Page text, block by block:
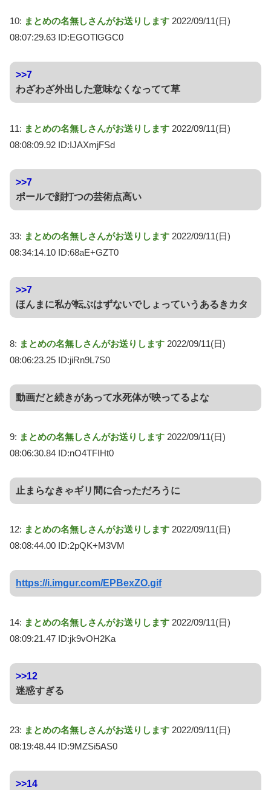
10: まとめの名無しさんがお送りします 2022/09/11(日)
08:07:29.63 ID:EGOTlGGC0
>>7
わざわざ外出した意味なくなってて草
11: まとめの名無しさんがお送りします 2022/09/11(日)
08:08:09.92 ID:IJAXmjFSd
>>7
ポールで顔打つの芸術点高い
33: まとめの名無しさんがお送りします 2022/09/11(日)
08:34:14.10 ID:68aE+GZT0
>>7
ほんまに私が転ぶはずないでしょっていうあるきカタ
8: まとめの名無しさんがお送りします 2022/09/11(日)
08:06:23.25 ID:jiRn9L7S0
動画だと続きがあって水死体が映ってるよな
9: まとめの名無しさんがお送りします 2022/09/11(日)
08:06:30.84 ID:nO4TFIHt0
止まらなきゃギリ間に合っただろうに
12: まとめの名無しさんがお送りします 2022/09/11(日)
08:08:44.00 ID:2pQK+M3VM
https://i.imgur.com/EPBexZO.gif
14: まとめの名無しさんがお送りします 2022/09/11(日)
08:09:21.47 ID:jk9vOH2Ka
>>12
迷惑すぎる
23: まとめの名無しさんがお送りします 2022/09/11(日)
08:19:48.44 ID:9MZSi5AS0
>>14